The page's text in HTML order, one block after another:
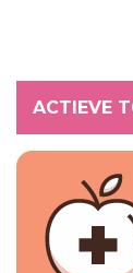
ACTIEVE